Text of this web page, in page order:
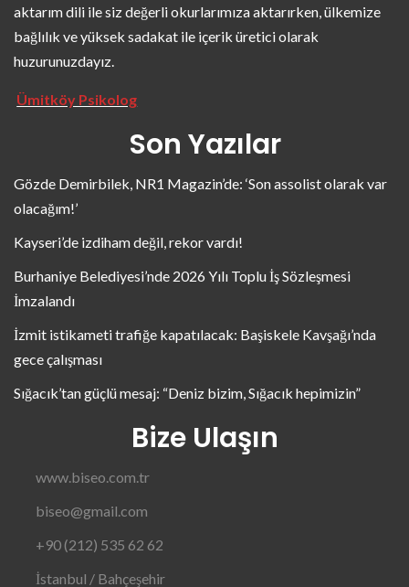
aktarım dili ile siz değerli okurlarımıza aktarırken, ülkemize
bağlılık ve yüksek sadakat ile içerik üretici olarak
huzurunuzdayız.
Ümitköy Psikolog
Son Yazılar
Gözde Demirbilek, NR1 Magazin’de: ‘Son assolist olarak var
olacağım!’
Kayseri’de izdiham değil, rekor vardı!
Burhaniye Belediyesi’nde 2026 Yılı Toplu İş Sözleşmesi
İmzalandı
İzmit istikameti trafiğe kapatılacak: Başiskele Kavşağı’nda
gece çalışması
Sığacık’tan güçlü mesaj: “Deniz bizim, Sığacık hepimizin”
Bize Ulaşın
www.biseo.com.tr
biseo@gmail.com
+90 (212) 535 62 62
İstanbul / Bahçeşehir